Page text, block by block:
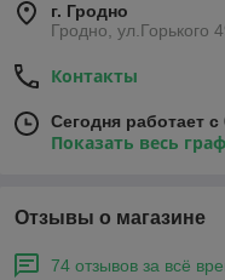
г. Гродно
Гродно, ул.Горького
Контакты
Сегодня работает
Показать весь
Отзывы о магазине
74 отзывов за всё